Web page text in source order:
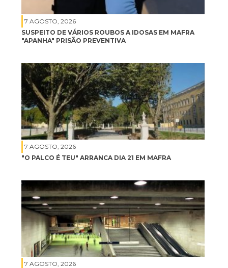
7 AGOSTO, 2026
SUSPEITO DE VÁRIOS ROUBOS A IDOSAS EM MAFRA
"APANHA" PRISÃO PREVENTIVA
7 AGOSTO, 2026
"O PALCO É TEU" ARRANCA DIA 21 EM MAFRA
7 AGOSTO, 2026